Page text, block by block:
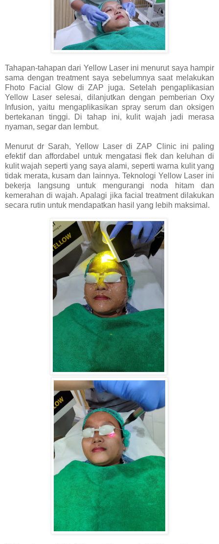
Tahapan-tahapan dari Yellow Laser ini menurut saya hampir
sama dengan treatment saya sebelumnya saat melakukan
Fhoto Facial Glow di ZAP juga. Setelah pengaplikasian
Yellow Laser selesai, dilanjutkan dengan pemberian Oxy
Infusion, yaitu mengaplikasikan spray serum dan oksigen
bertekanan tinggi. Di tahap ini, kulit wajah jadi merasa
nyaman, segar dan lembut.
Menurut dr Sarah, Yellow Laser di ZAP Clinic ini paling
efektif dan affordabel untuk mengatasi flek dan keluhan di
kulit wajah seperti yang saya alami, seperti warna kulit yang
tidak merata, kusam dan lainnya. Teknologi Yellow Laser ini
bekerja langsung untuk mengurangi noda hitam dan
kemerahan di wajah. Apalagi jika facial treatment dilakukan
secara rutin untuk mendapatkan hasil yang lebih maksimal.